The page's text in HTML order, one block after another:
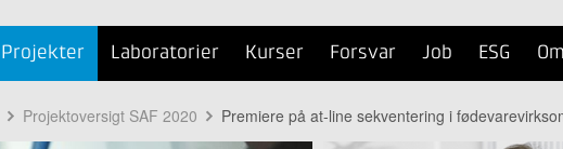
Projekter Laboratorier Kurser Forsvar Job ESG
Projektoversigt SAF 2020 Premiere på at-line sekventering i